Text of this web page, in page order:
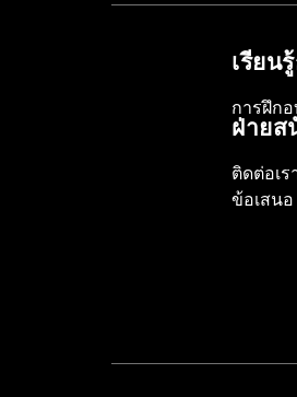
เรียน
การฝึก
ฝ่ายส
ติดต่อเร
ข้อเสนอ